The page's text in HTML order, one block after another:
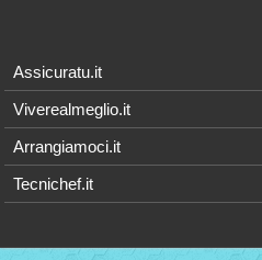
Assicuratu.it
Viverealmeglio.it
Arrangiamoci.it
Tecnichef.it